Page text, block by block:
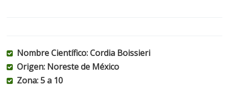
Nombre Científico: Cordia Boissieri
Origen: Noreste de México
Zona: 5 a 10